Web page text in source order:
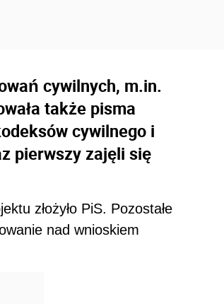
cywilnych, m.in.
także pisma
cywilnego i
pierwszy zajęli się
złożyło PiS. Pozostałe
nad wnioskiem